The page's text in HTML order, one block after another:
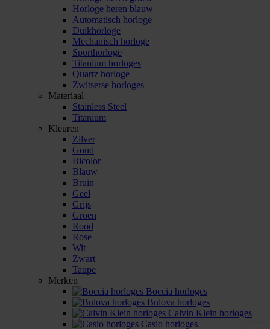
Horloge heren blauw
Automatisch horloge
Duikhorloge
Mechanisch horloge
Sporthorloge
Titanium horloges
Quartz horloge
Zwitserse horloges
Materiaal
Stainless Steel
Titanium
Kleuren
Zilver
Goud
Bicolor
Blauw
Bruin
Geel
Grijs
Groen
Rood
Rose
Wit
Zwart
Taupe
Merken
Boccia horloges
Bulova horloges
Calvin Klein horloges
Casio horloges